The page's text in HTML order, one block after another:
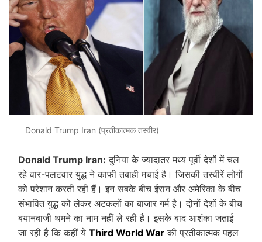
Donald Trump Iran (प्रतीकात्मक तस्वीर)
Donald Trump Iran: दुनिया के ज्यादातर मध्य पूर्वी देशों में चल
रहे वार-पलटवार युद्ध ने काफी तबाही मचाई है। जिसकी तस्वीरें लोगों
को परेशान करती रही हैं। इन सबके बीच ईरान और अमेरिका के बीच
संभावित युद्ध को लेकर अटकलों का बाजार गर्म है। दोनों देशों के बीच
बयानबाजी थमने का नाम नहीं ले रही है। इसके बाद आशंका जताई
जा रही है कि कहीं ये Third World War की प्रतीकात्मक पहल